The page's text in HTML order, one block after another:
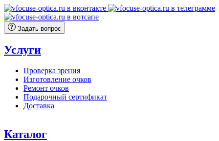
4
400 ₽.
080 ₽.
Задать вопрос
Услуги
Проверка зрения
Изготовление очков
Ремонт очков
Подарочный сертификат
Доставка
Каталог